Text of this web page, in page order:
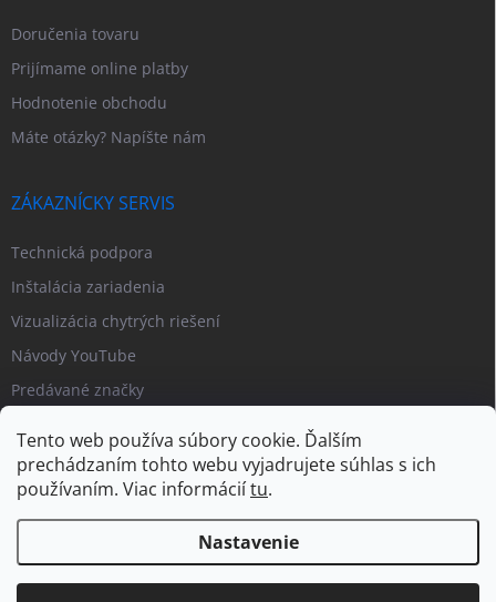
Tento web používa súbory cookie. Ďalším
prechádzaním tohto webu vyjadrujete súhlas s ich
používaním. Viac informáciítu.
Nastavenie
Doručenia tovaru
Prijímame online platby
Hodnotenie obchodu
Máte otázky? Napíšte nám
ZÁKAZNÍCKY SERVIS
Technická podpora
Inštalácia zariadenia
Vizualizácia chytrých riešení
Návody YouTube
Predávané značky
Copyright 2026PIPL.SK. Všetky práva vyhradené.Upraviť nastavenie